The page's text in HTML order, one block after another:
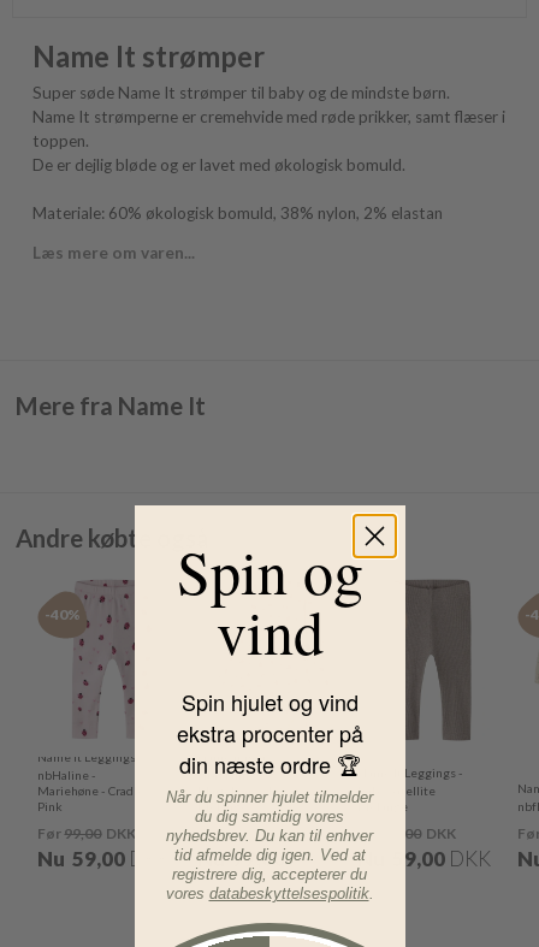
Name It strømper
Super søde Name It strømper til baby og de mindste børn.
Name It strømperne er cremehvide med røde prikker, samt flæser i
toppen.
De er dejlig bløde og er lavet med økologisk bomuld.
Materiale: 60% økologisk bomuld, 38% nylon, 2% elastan
Læs mere om varen...
Mere fra Name It
Andre købte også
-40%
Name It Leggings -
nbHaline -
Mariehøne - Cradle
Pink
Før 99,00DKK
Nu59,00 DKK
-40%
Name It Body -
NbfHaline -
Mariehøne - Peyote
Melange
Før129,00DKK
Nu77,00DKK
Name It Leggings -
Kab - Satellite
Melange
Før 99,00 DKK
Nu 59,00 DKK
-
Spin og
vind
Spin hjulet og vind
ekstra procenter på
din næste ordre 🏆
Når du spinner hjulet tilmelder
du dig samtidig vores
nyhedsbrev. Du kan til enhver
tid afmelde dig igen. Ved at
registrere dig, accepterer du
vores databeskyttelsespolitik.